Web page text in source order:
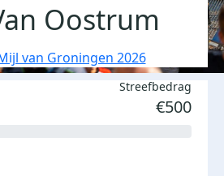
Oostrum
van Groningen 2026
Streefbedrag
€500